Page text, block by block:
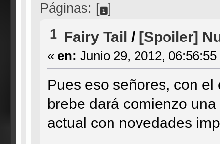
Páginas: [ 1 ]
1 Fairy Tail / [Spoiler]
« en: Junio 29, 2012, 06:56:55
Pues eso señores, con
brebe dará comienzo
actual con novedades